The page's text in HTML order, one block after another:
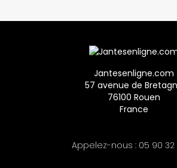
Jantesenligne.com
57 avenue de
76100 Rouen
France
Appelez-nous : 05 90 32